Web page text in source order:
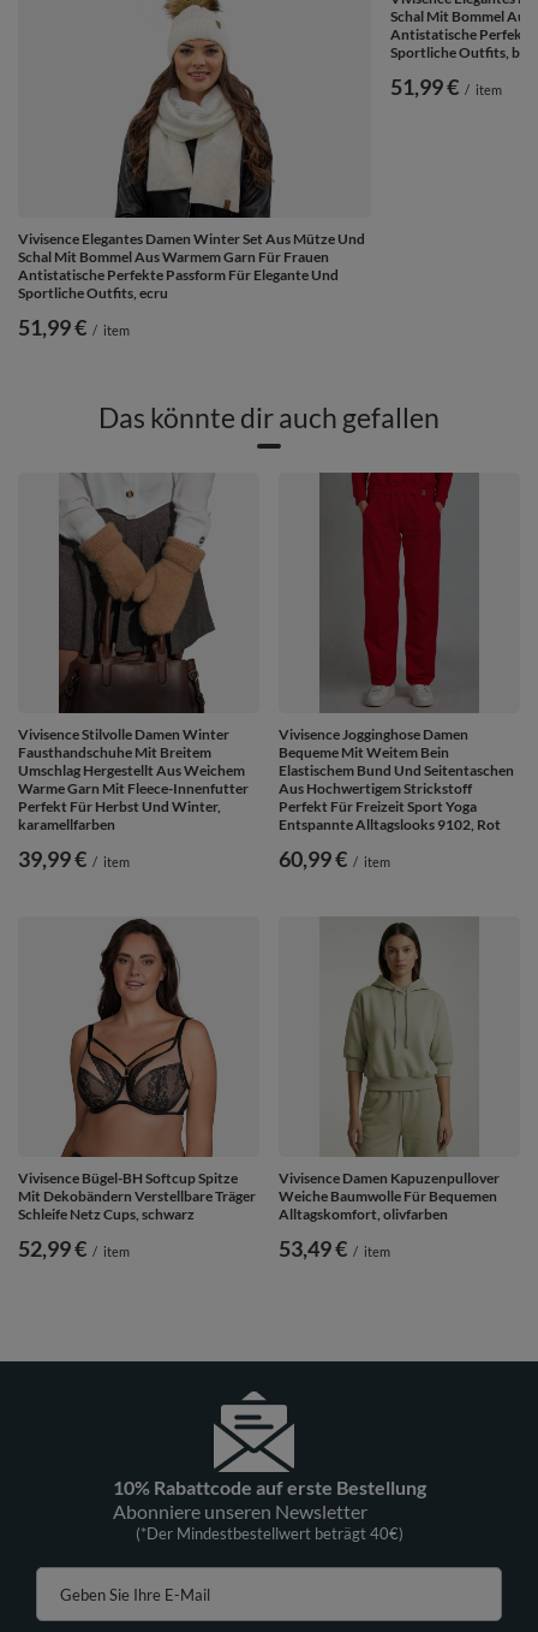
Vivisence Elegantes Damen Winter Set Aus Mütze Und
Schal Mit Bommel Aus Warmem Garn Für Frauen
Antistatische Perfekte Passform Für Elegante Und
Sportliche Outfits, ecru
51,99 € / item
Schal Mit Bommel Aus
Antistatische Perfekte
Sportliche Outfits,
51,99 € / item
Das könnte dir auch gefallen
Vivisence Stilvolle Damen Winter
Fausthandschuhe Mit Breitem
Umschlag Hergestellt Aus Weichem
Warme Garn Mit Fleece-Innenfutter
Perfekt Für Herbst Und Winter,
karamellfarben
39,99 € / item
Vivisence Jogginghose Damen
Bequeme Mit Weitem Bein
Elastischem Bund Und Seitentaschen
Aus Hochwertigem Strickstoff
Perfekt Für Freizeit Sport Yoga
Entspannte Alltagslooks 9102, Rot
60,99 € / item
Vivisence Bügel-BH Softcup Spitze
Mit Dekobändern Verstellbare Träger
Schleife Netz Cups, schwarz
52,99 € / item
Vivisence Damen Kapuzenpullover
Weiche Baumwolle Für Bequemen
Alltagskomfort, olivfarben
53,49 € / item
10% Rabattcode auf erste Bestellung
Abonniere unseren Newsletter
(*Der Mindestbestellwert beträgt 40€)
Geben Sie Ihre E-Mail